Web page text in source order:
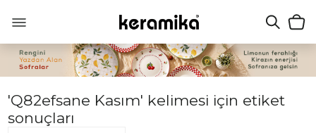
'Q82efsane Kasım' kelimesi için etiket
sonuçları